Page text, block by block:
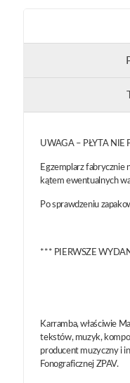
UWAGA – PŁYTA NIE
Egzemplarz fabrycznie
kątem ewentualnych
Po sprawdzeniu
*** PIERWSZE
Karramba, właściwie
tekstów, muzyk,
producent muzyczny i
Fonograficznej ZPAV.